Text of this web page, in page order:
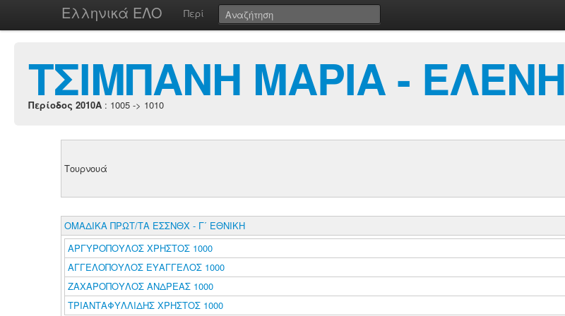
Ελληνικά ΕΛΟ Περί
ΤΣΙΜΠΑΝΗ ΜΑΡΙΑ - ΕΛΕΝΗ
Περίοδος 2010A : 1005 -> 1010
Τουρνουά
ΟΜΑΔΙΚΑ ΠΡΩΤ/ΤΑ ΕΣΣΝΘΧ - Γ΄ ΕΘΝΙΚΗ
ΑΡΓΥΡΟΠΟΥΛΟΣ ΧΡΗΣΤΟΣ 1000
ΑΓΓΕΛΟΠΟΥΛΟΣ ΕΥΑΓΓΕΛΟΣ 1000
ΖΑΧΑΡΟΠΟΥΛΟΣ ΑΝΔΡΕΑΣ 1000
ΤΡΙΑΝΤΑΦΥΛΛΙΔΗΣ ΧΡΗΣΤΟΣ 1000